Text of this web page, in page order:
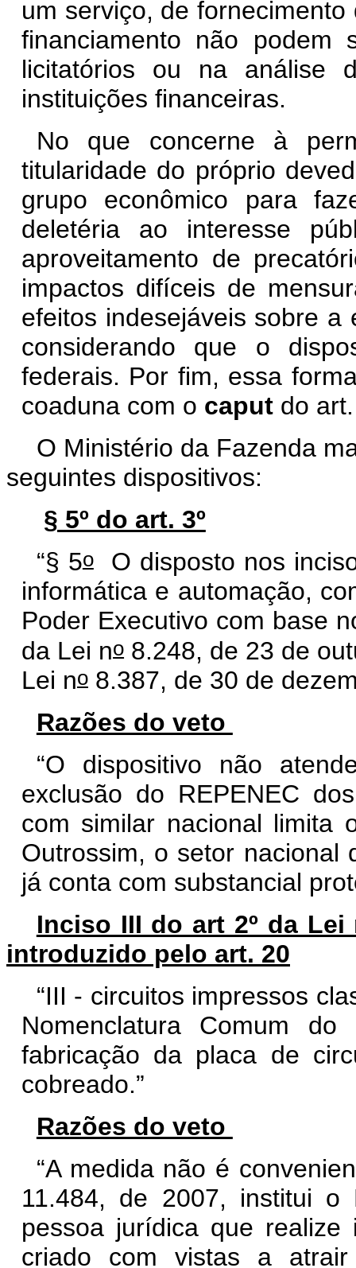
um serviço, de
financiamento não podem
licitatórios ou na análise
instituições financeiras.
No que concerne à
titularidade do próprio
grupo econômico para
deletéria ao interesse
aproveitamento de
impactos difíceis de
efeitos indesejáveis sobre a
considerando que o
federais. Por fim, essa
coaduna com o caputdo art.
O Ministério da Fazenda
seguintes dispositivos:
§ 5º do art. 3º
“§ 5oO disposto nos
informática e automação,
Poder Executivo com base
da Lei no 8.248, de 23 de
Lei no8.387, de 30 de
Razões do veto
“O dispositivo não
exclusão do REPENEC
com similar nacional limita
Outrossim, o setor nacional
já conta com substancial
Inciso III do art 2º da Lei
introduzido pelo art. 20
“III - circuitos impressos
Nomenclatura Comum
fabricação da placa de
cobreado.”
Razões do veto
“A medida não é
11.484, de 2007, institui
pessoa jurídica que
criado com vistas a